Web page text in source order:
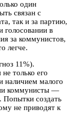
один
связан с
так и за партию,
голосовании в
за коммунистов,
легче.
11%).
только его
наличием малого
ни коммунисты —
Попытки создать
не приводят к